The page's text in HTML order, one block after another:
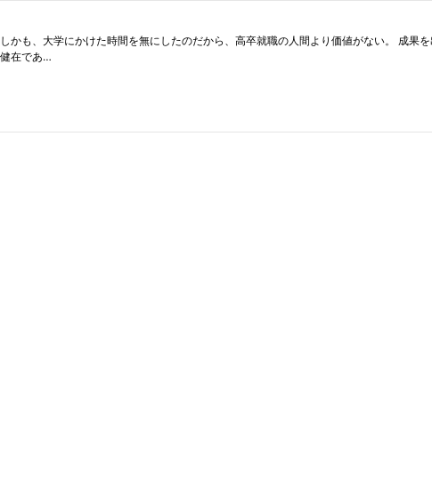
大学にかけた時間を無にしたのだから、高卒就職の人間より価値がない。 成果を
在であ…